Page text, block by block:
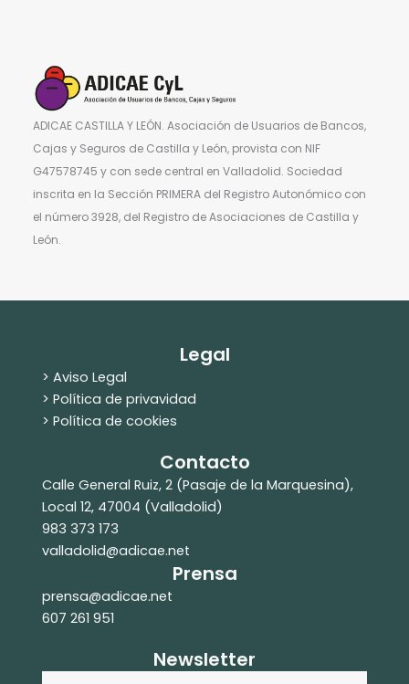
ADICAE CASTILLA Y LEÓN. Asociación de Usuarios de Bancos,
Cajas y Seguros de Castilla y León, provista con NIF
G47578745 y con sede central en Valladolid. Sociedad
inscrita en la Sección PRIMERA del Registro Autonómico con
el número 3928, del Registro de Asociaciones de Castilla y
León.
Legal
> Aviso Legal
> Política de privavidad
> Política de cookies
Contacto
Calle General Ruiz, 2 (Pasaje de la Marquesina),
Local 12, 47004 (Valladolid)
983 373 173
valladolid@adicae.net
Prensa
prensa@adicae.net
607 261 951
Newsletter